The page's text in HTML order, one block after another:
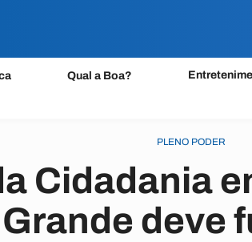
Qual a Boa?
PLENO PODER
Cidadania
deve